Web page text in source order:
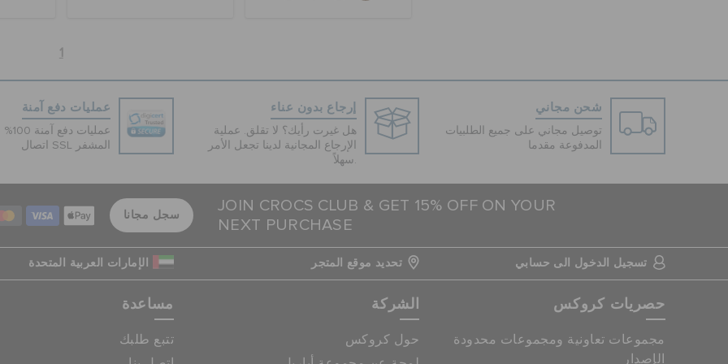
1
شحن مجاني
توصيل مجاني على جميع الطلبيات
المدفوعة مقدما
إرجاع بدون عناء
هل غيرت رأيك؟ لا تقلق. عملية
الإرجاع المجانية لدينا تجعل الأمر
سهلاً.
عمليات دفع آمنة
اتصال SSL المشفر
JOIN CROCS CLUB & GET 15% OFF ON YOUR
NEXT PURCHASE
سجل مجانا
تسجيل الدخول الى حسابي تحديد موقع المتجر الإمارات العربية المتحدة
حصريات كروكس
مجموعات تعاونية ومجموعات محدودة
الإصدار
الشركة
حول كروكس
مساعدة
تتبع طلبك